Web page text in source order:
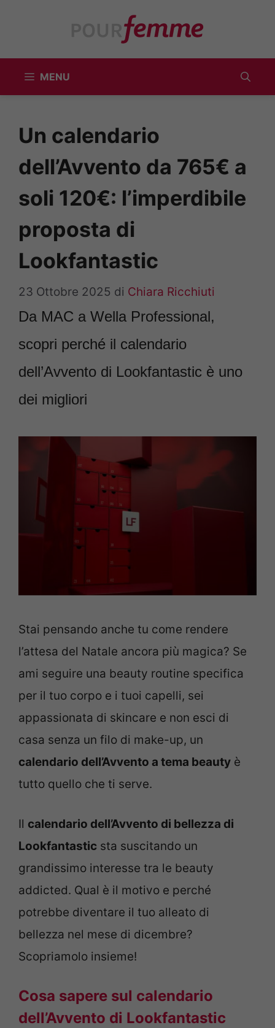
MENU
Un calendario
dell’Avvento da 765€ a
soli 120€: l’imperdibile
proposta di
Lookfantastic
23 Ottobre 2025 di Chiara Ricchiuti
Da MAC a Wella Professional,
scopri perché il calendario
dell’Avvento di Lookfantastic è uno
dei migliori
Stai pensando anche tu come rendere
l’attesa del Natale ancora più magica? Se
ami seguire una beauty routine specifica
per il tuo corpo e i tuoi capelli, sei
appassionata di skincare e non esci di
casa senza un filo di make-up, un
calendario dell’Avvento a tema beauty è
tutto quello che ti serve.
Il calendario dell’Avvento di bellezza di
Lookfantastic sta suscitando un
grandissimo interesse tra le beauty
addicted. Qual è il motivo e perché
potrebbe diventare il tuo alleato di
bellezza nel mese di dicembre?
Scopriamolo insieme!
Cosa sapere sul calendario
dell’Avvento di Lookfantastic